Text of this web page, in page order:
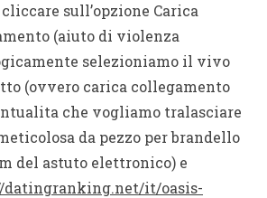
sull’opzione Carica
(aiuto di violenza
selezioniamo il vivo
(ovvero carica collegamento
che vogliamo tralasciare
da pezzo per brandello
del astuto elettronico) e
datingranking.net/it/oasis-